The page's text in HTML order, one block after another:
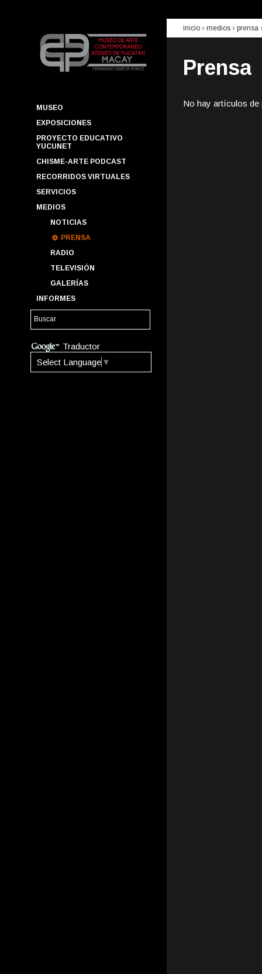
MUSEO
EXPOSICIONES
PROYECTO EDUCATIVO
YUCUNET
CHISME-ARTE PODCAST
RECORRIDOS VIRTUALES
SERVICIOS
MEDIOS
NOTICIAS
PRENSA
RADIO
TELEVISIÓN
GALERÍAS
INFORMES
Traductor
Select Language ▼
inicio › medios › prensa
Prensa
No hay artículos de